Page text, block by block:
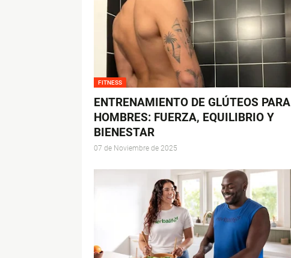
FITNESS
ENTRENAMIENTO DE GLÚTEOS PARA
HOMBRES: FUERZA, EQUILIBRIO Y
BIENESTAR
07 de Noviembre de 2025